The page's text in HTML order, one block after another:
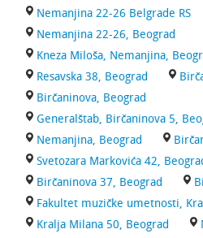
Nemanjina 22-26 Belgrade RS
Nemanjina 22-26, Beograd
Kneza Miloša, Nemanjina,
Resavska 38, Beograd
Birčaninova, Beograd
Generalštab, Birčaninova 5,
Nemanjina, Beograd
Svetozara Markovića 42,
Birčaninova 37, Beograd
Fakultet muzičke umetnosti,
Kralja Milana 50, Beograd